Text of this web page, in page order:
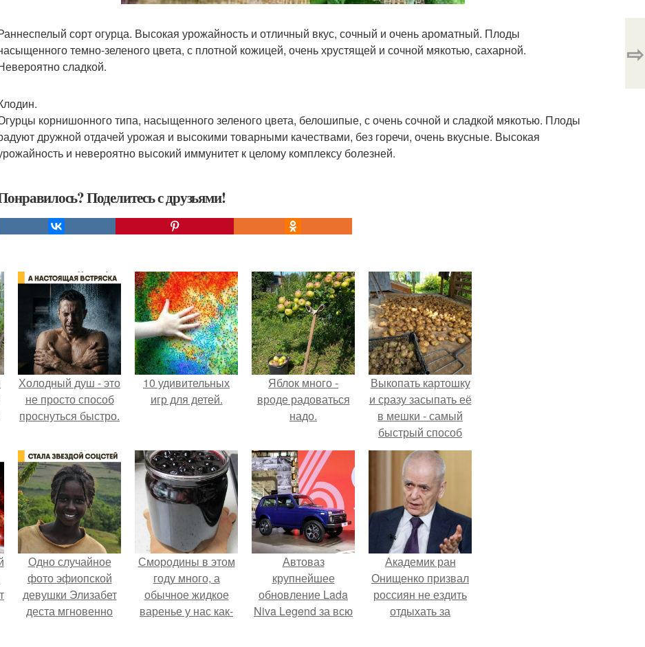
сорт огурца. Высокая урожайность и отличный вкус, сочный и очень ароматный. Плоды
темно-зеленого цвета, с плотной кожицей, очень хрустящей и сочной мякотью, сахарной.
сладкой.
корнишонного типа, насыщенного зеленого цвета, белошипые, с очень сочной и сладкой мякотью. Плоды
дружной отдачей урожая и высокими товарными качествами, без горечи, очень вкусные. Высокая
и невероятно высокий иммунитет к целому комплексу болезней.
Поделитесь с друзьями!
⇨
Холодный душ - это
не просто способ
проснуться быстро.
10 удивительных
игр для детей.
Яблок много -
вроде радоваться
надо.
Выкопать картошку
и сразу засыпать её
в мешки - самый
быстрый способ
спрятать вместе с
урожаем гниль,
порезы и больные
клубни.
Одно случайное
фото эфиопской
девушки Элизабет
деста мгновенно
Смородины в этом
году много, а
обычное жидкое
варенье у нас как-
Автоваз
крупнейшее
обновление Lada
Niva Legend за всю
Академик ран
Онищенко призвал
россиян не ездить
отдыхать за